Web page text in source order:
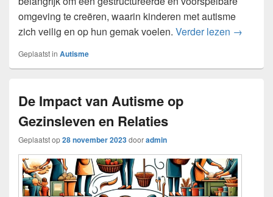
omgeving te creëren, waarin kinderen met autisme
zich veilig en op hun gemak voelen. Verder lezen Hoe
→
Geplaatst in Autisme
De Impact van Autisme op
Gezinsleven en Relaties
Geplaatst op28 november 2023dooradmin